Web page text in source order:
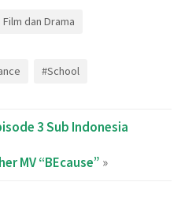
dan Drama
#School
3 Sub Indonesia
MV “BEcause” »